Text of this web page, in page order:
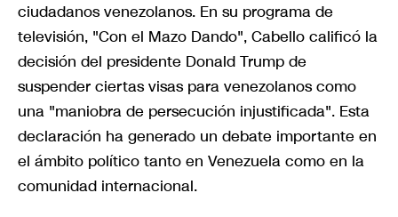
ciudadanos venezolanos. En su programa de
televisión, "Con el Mazo Dando", Cabello calificó la
decisión del presidente Donald Trump de
suspender ciertas visas para venezolanos como
una "maniobra de persecución injustificada". Esta
declaración ha generado un debate importante en
el ámbito político tanto en Venezuela como en la
comunidad internacional.